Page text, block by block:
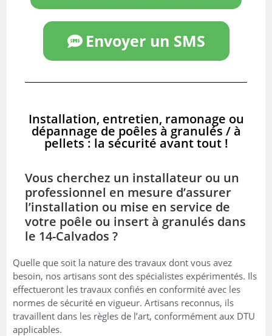
Envoyer un SMS
Installation, entretien, ramonage ou
dépannage de poêles à granulés / à
pellets : la sécurité avant tout !
Vous cherchez un installateur ou un
professionnel en mesure d’assurer
l’installation ou mise en service de
votre poêle ou insert à granulés dans
le 14-Calvados ?
Quelle que soit la nature des travaux dont vous avez
besoin, nos artisans sont des spécialistes expérimentés. Ils
effectueront les travaux confiés en conformité avec les
normes de sécurité en vigueur. Artisans reconnus, ils
travaillent dans les règles de l’art, conformément aux DTU
applicables.